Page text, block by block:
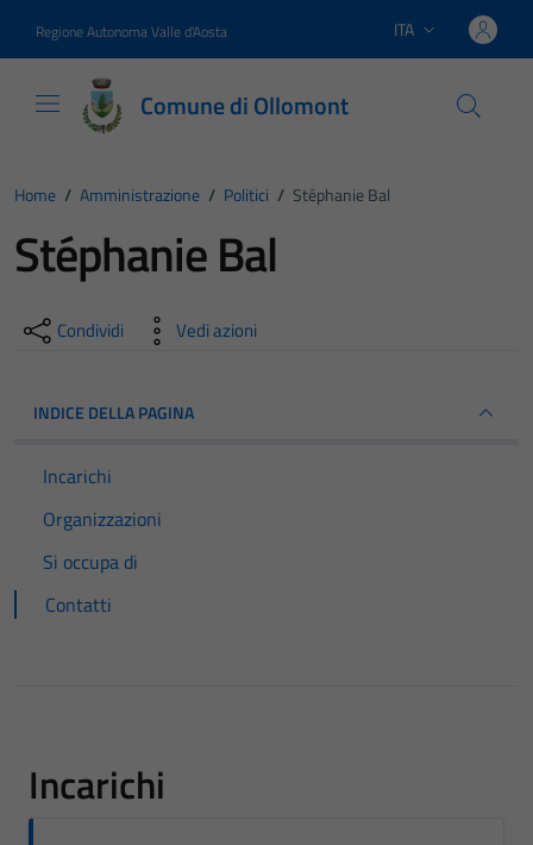
Regione Autonoma Valle d'Aosta Lingua attiva:
ITA
Comune di Ollomont
Home / Amministrazione / Politici / Stéphanie Bal
Stéphanie Bal
Condividi Vedi azioni
INDICE DELLA PAGINA
Incarichi
Organizzazioni
Si occupa di
Contatti
Incarichi